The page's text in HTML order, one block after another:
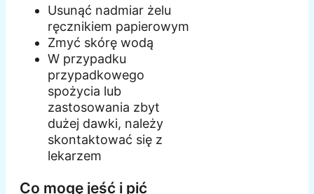
Usunąć nadmiar żelu
ręcznikiem papierowym
Zmyć skórę wodą
W przypadku
przypadkowego
spożycia lub
zastosowania zbyt
dużej dawki, należy
skontaktować się z
lekarzem
Co mogę jeść i pić